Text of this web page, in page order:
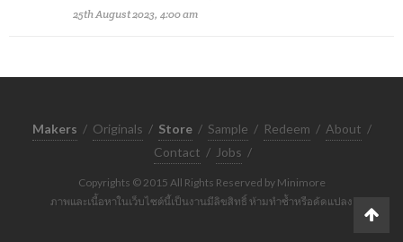
25th August 2023, 4:00 am
Makers / Originals / Store / Sample / Redeem / About /
Contact / Jobs /
Copyrights © 2015 All Rights Reserved by Minimore
ภาพและเนื้อหาในเว็บไซต์นี้เป็นงานมีลิขสิทธิ์ ห้ามทำซ้ำหรือดัดแปลง